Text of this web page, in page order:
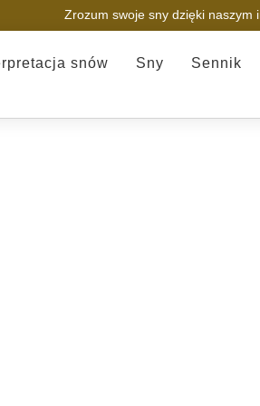
Zrozum swoje sny dzięki naszym
snów Sny Sennik